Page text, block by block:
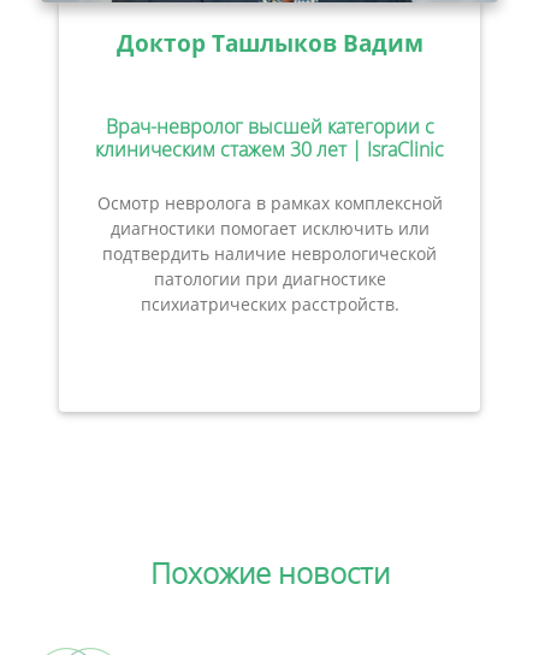
Доктор Ташлыков Вадим
Врач-невролог высшей категории с
клиническим стажем 30 лет | IsraClinic
Осмотр невролога в рамках комплексной
диагностики помогает исключить или
подтвердить наличие неврологической
патологии при диагностике
психиатрических расстройств.
Похожие новости